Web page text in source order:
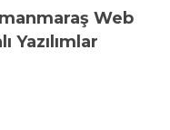
Web
Yazılımlar